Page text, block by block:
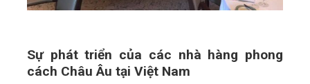
Sự phát triển của các nhà hàng phong
cách Châu Âu tại Việt Nam